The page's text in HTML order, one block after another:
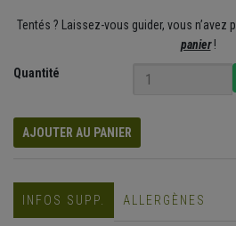
Tentés ? Laissez-vous guider, vous n’avez
panier!
Quantité
AJOUTER AU PANIER
INFOS SUPP. ALLERGÈNES